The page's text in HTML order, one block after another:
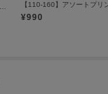
¥990